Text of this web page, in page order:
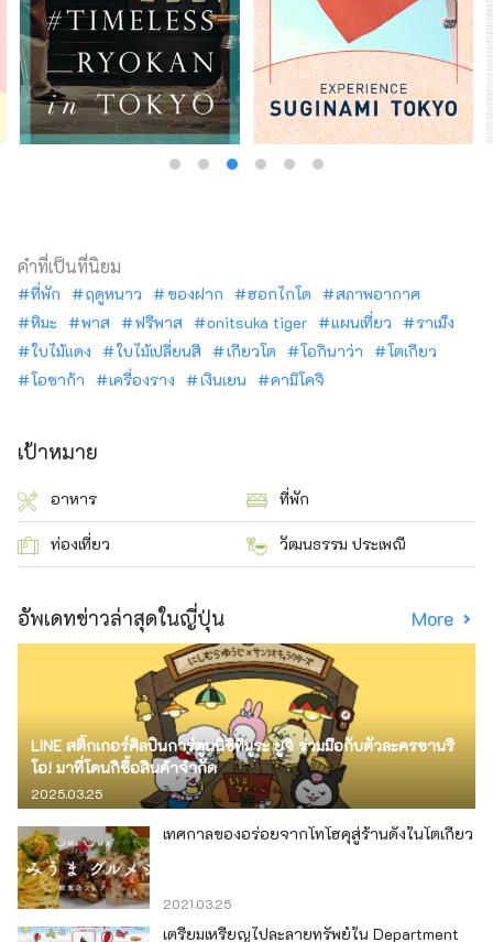
คำที่เป็นที่นิยม
ที่พัก ฤดูหนาว ของฝาก ฮอกไกโด
สภาพอากาศ
หิมะ
พาส ฟรีพาส onitsuka tiger แผนเที่ยว
ราเม็ง
ใบไม้แดง
ใบไม้เปลี่ยนสี เกียวโต โอกินาว่า
โตเกียว
โอซาก้า
เครื่องราง เงินเยน คามิโคจิ
เป้าหมาย
อาหาร ที่พัก
ท่องเที่ยว วัฒนธรรม ประเพณี
อัพเดทข่าวล่าสุดในญี่ปุ่น More
LINE สติ๊กเกอร์ศิลปินการ์ตูนนิชิทีมูระ ยูจิ ร่วมมือกับตัวละครซานริ
โอ! มาที่โดนกิซื้อสินค้าจำกัด
2025.03.25
เทศกาลของอร่อยจากโทโฮคุสู่ร้านดังในโตเกียว
2021.03.25
เตรียมเหรียญไปละลายทรัพย์ใน Department